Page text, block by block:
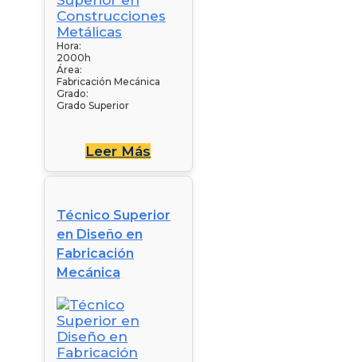
Hora:
2000h
Área:
Fabricación Mecánica
Grado:
Grado Superior
Leer Más
Técnico Superior
en Diseño en
Fabricación
Mecánica